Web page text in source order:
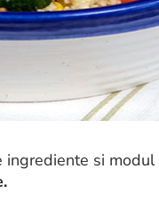
si